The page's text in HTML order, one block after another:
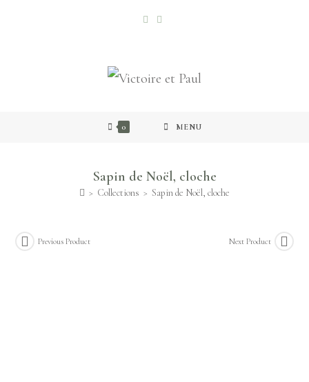
0 MENU
Sapin de Noël, cloche
> Collections > Sapin de Noël, cloche
Previous Product Next Product